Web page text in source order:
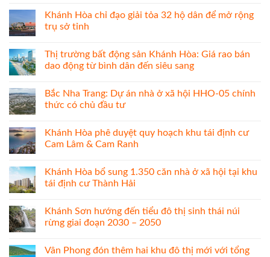
Khánh Hòa chỉ đạo giải tỏa 32 hộ dân để mở rộng
trụ sở tỉnh
Thị trường bất động sản Khánh Hòa: Giá rao bán
dao động từ bình dân đến siêu sang
Bắc Nha Trang: Dự án nhà ở xã hội HHO-05 chính
thức có chủ đầu tư
Khánh Hòa phê duyệt quy hoạch khu tái định cư
Cam Lâm & Cam Ranh
Khánh Hòa bổ sung 1.350 căn nhà ở xã hội tại khu
tái định cư Thành Hải
Khánh Sơn hướng đến tiểu đô thị sinh thái núi
rừng giai đoạn 2030 – 2050
Vân Phong đón thêm hai khu đô thị mới với tổng